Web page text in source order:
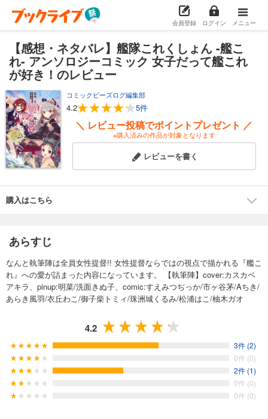
会員登録 ログイン メニュー
【感想・ネタバレ】艦隊これくしょん -艦こ
れ- アンソロジーコミック 女子だって艦これ
が好き！のレビュー
コミックビーズログ編集部
4.2 5件
＼ レビュー投稿でポイントプレゼント ／
※購入済みの作品が対象となります
レビューを書く
購入はこちら
あらすじ
なんと執筆陣は全員女性提督!! 女性提督ならではの視点で描かれる『艦こ
れ』への愛が詰まった内容になっています。 【執筆陣】cover:カスカベ
アキラ、pinup:明菜/洗面きぬ子、comic:すえみつぢっか/市ヶ谷茅/Aちき/
あらき風羽/衣丘わこ/御子柴トミィ/珠洲城くるみ/松浦はこ/柚木ガオ
4.2
3件 (2)
0件 (0)
2件 (1)
0件 (0)
0件 (0)